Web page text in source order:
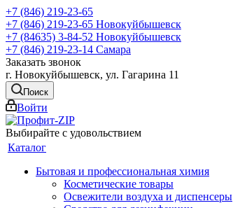
+7 (846) 219-23-65
+7 (846) 219-23-65 Новокуйбышевск
+7 (84635) 3-84-52 Новокуйбышевск
+7 (846) 219-23-14 Самара
Заказать звонок
г. Новокуйбышевск, ул. Гагарина 11
Поиск
Войти
Выбирайте с удовольствием
Каталог
Бытовая и профессиональная химия
Косметические товары
Освежители воздуха и диспенсеры